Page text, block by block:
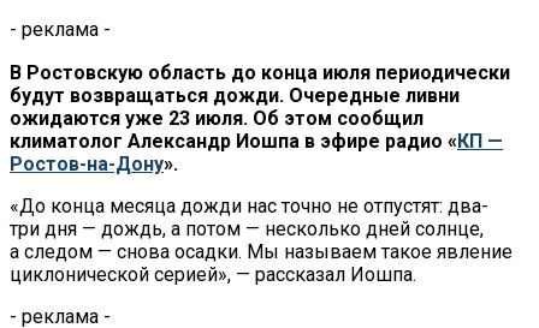
- реклама -
В Ростовскую область до конца июля периодически
будут возвращаться дожди. Очередные ливни
ожидаются уже 23 июля. Об этом сообщил
климатолог Александр Иошпа в эфире радио «КП —
Ростов-на-Дону».
«До конца месяца дожди нас точно не отпустят: два-
три дня — дождь, а потом — несколько дней солнце,
а следом — снова осадки. Мы называем такое явление
циклонической серией», — рассказал Иошпа.
- реклама -